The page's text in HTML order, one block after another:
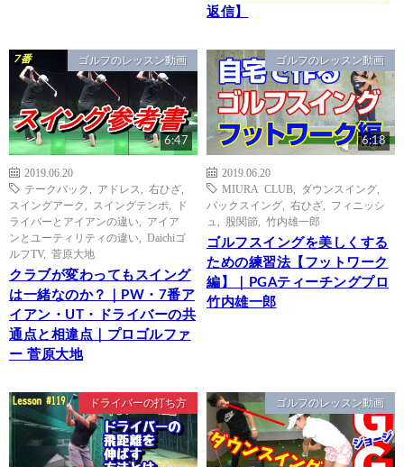
返信】
ゴルフのレッスン動画
6:47
2019.06.20
テークバック
アドレス 右ひざ
スイングアーク
スイングテンポ
ド
ライバーとアイアンの違い
アイア
ンとユーティリティの違い
Daichiゴ
ルフTV, 菅原大地
クラブが変わってもスイング
は一緒なのか？｜PW・7番ア
イアン・UT・ドライバーの共
通点と相違点｜プロゴルファ
ー 菅原大地
ゴルフのレッスン動画
6:18
2019.06.20
MIURA CLUB
ダウンスイング
バックスイング
右ひざ
フィニッシ
ュ
股関節 竹内雄一郎
ゴルフスイングを美しくする
ための練習法【フットワーク
編】｜PGAティーチングプロ
竹内雄一郎
ドライバーの打ち方 ゴルフのレッスン動画